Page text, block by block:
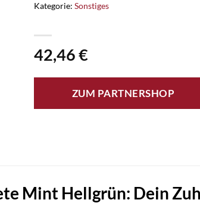
42,46€
ZUM PARTNERSHOP
Kategorie: Sonstiges
Mint Hellgrün: Dein